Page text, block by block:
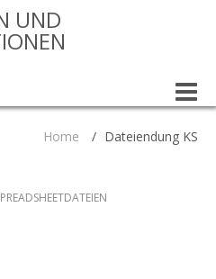
UND
Toggle
Home / Dateiendung KS